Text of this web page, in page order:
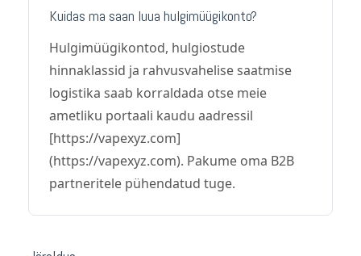
Kuidas ma saan luua hulgimüügikonto?
Hulgimüügikontod, hulgiostude
hinnaklassid ja rahvusvahelise saatmise
logistika saab korraldada otse meie
ametliku portaali kaudu aadressil
[https://vapexyz.com]
(https://vapexyz.com). Pakume oma B2B
partneritele pühendatud tuge.